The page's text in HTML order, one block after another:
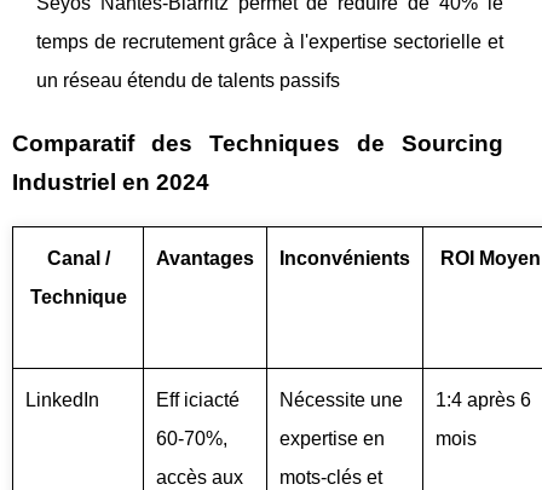
temps de recrutement grâce à l'expertise sectorielle et
un réseau étendu de talents passifs
Comparatif des Techniques de Sourcing
Industriel en 2024
Canal /
Technique
Avantages Inconvénients ROI Moyen
LinkedIn
Eff iciacté
60-70%,
accès aux
Nécessite une
expertise en
mots-clés et
1:4 après 6
mois